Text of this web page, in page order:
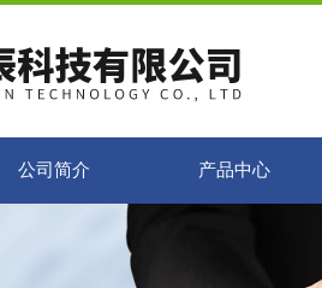
公司简介 产品中心